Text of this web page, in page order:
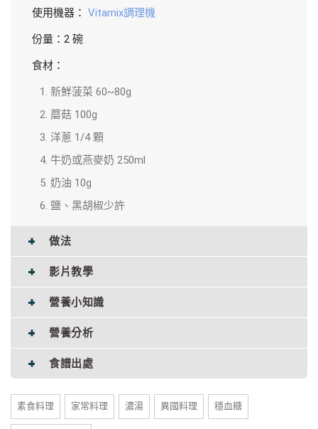
使用機器： Vitamix調理機
份量：2 碗
食材：
新鮮菠菜 60~80g
蘑菇 100g
洋蔥 1/4 顆
牛奶或燕麥奶 250ml
奶油 10g
鹽、黑胡椒少許
做法
影片教學
營養小知識
營養分析
食譜出處
素食料理 家常料理 濃湯 異國料理 穩血糖